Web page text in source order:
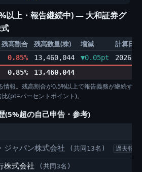
以上・報告継続中) ― 大和証券グ
残高割合 残高数量(株) 増減 計算日
0.85% 13,460,044 ▼0.05pt
2026/
0.85% 13,460,044
情報。残高割合が0.5%以上で報告義務が継続す
(pt=パーセントポイント)。
(5%超の自己申告・参考)
ジャパン株式会社 (共同13名) 過去報告
株式会社 (共同3名)